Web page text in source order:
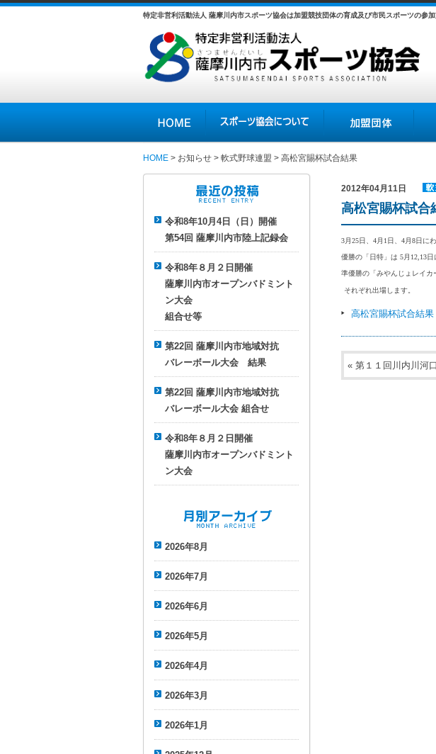
特定非営利活動法人 薩摩川内市スポーツ協会は加盟競技団体の育成及び市民スポーツの参加
スポーツ協会について 加盟団体
HOME > お知らせ > 軟式野球連盟 > 高松宮賜杯試合結果
令和8年10月4日（日）開催
第54回 薩摩川内市陸上記録会
令和8年８月２日開催
薩摩川内市オープンバドミント
ン大会
組合せ等
第22回 薩摩川内市地域対抗
バレーボール大会 結果
第22回 薩摩川内市地域対抗
バレーボール大会 組合せ
令和8年８月２日開催
薩摩川内市オープンバドミント
ン大会
2026年8月
2026年7月
2026年6月
2026年5月
2026年4月
2026年3月
2026年1月
2012年04月11日
軟
連
高松宮賜杯試合
3月25日、4月1日、4月8日に
優勝の「日特」は 5月12,13
準優勝の「みやんじょレイカ
それぞれ出場します。
高松宮賜杯試合結果
« 第１１回川内川河